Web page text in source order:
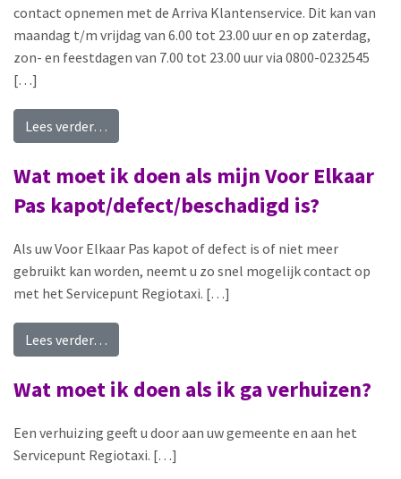
contact opnemen met de Arriva Klantenservice. Dit kan van
maandag t/m vrijdag van 6.00 tot 23.00 uur en op zaterdag,
zon- en feestdagen van 7.00 tot 23.00 uur via 0800-0232545
[…]
Lees verder…
Wat moet ik doen als mijn Voor Elkaar
Pas kapot/defect/beschadigd is?
Als uw Voor Elkaar Pas kapot of defect is of niet meer
gebruikt kan worden, neemt u zo snel mogelijk contact op
met het Servicepunt Regiotaxi. […]
Lees verder…
Wat moet ik doen als ik ga verhuizen?
Een verhuizing geeft u door aan uw gemeente en aan het
Servicepunt Regiotaxi. […]